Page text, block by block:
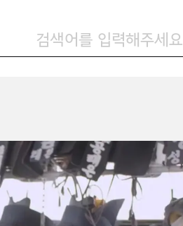
검색어를 입력해주세요